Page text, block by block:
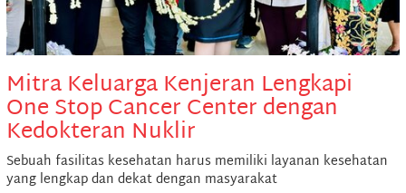
Mitra Keluarga Kenjeran Lengkapi
One Stop Cancer Center dengan
Kedokteran Nuklir
Sebuah fasilitas kesehatan harus memiliki layanan kesehatan
yang lengkap dan dekat dengan masyarakat